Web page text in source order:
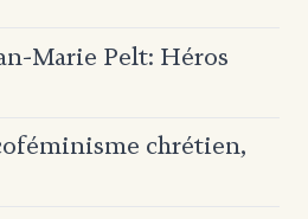
Marie Pelt: Héros
chrétien,